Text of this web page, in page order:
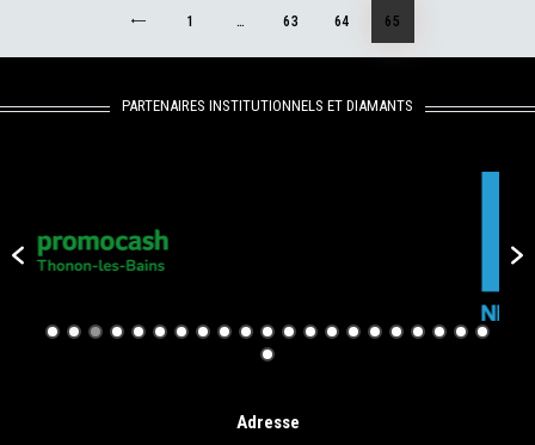
Navigation
des
<
PAGE
1 … PAGE
63 PAGE
64 PAGE
65
PARTENAIRES INSTITUTIONNELS ET DIAMANTS
Adresse